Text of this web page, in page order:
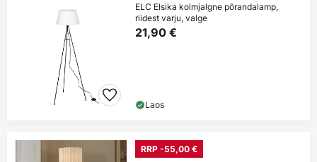
ELC Elsika kolmjalgne põrandalamp,
riidest varju, valge
21,90 €
Laos
RRP -55,00 €